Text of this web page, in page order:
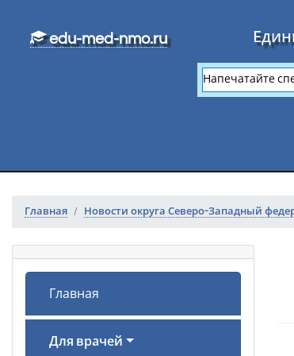
edu-med-nmo.ru
Главная Новости округа Северо-Западный
Главная
Для врачей